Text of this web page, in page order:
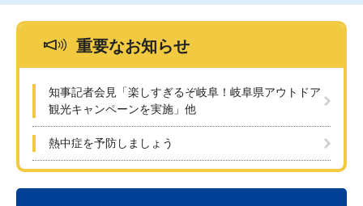
重要なお知らせ
知事記者会見「楽しすぎるぞ岐阜！岐阜県アウトドア
観光キャンペーンを実施」他
熱中症を予防しましょう